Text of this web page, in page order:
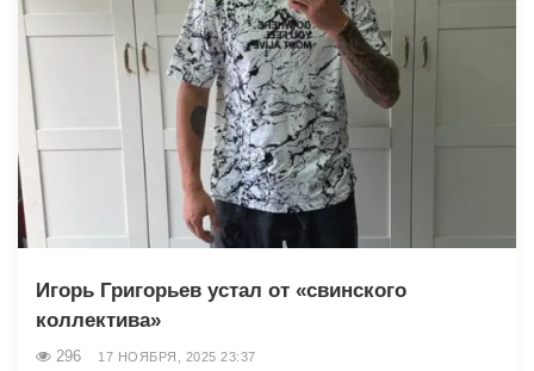
Игорь Григорьев устал от «свинского
коллектива»
296 17 НОЯБРЯ, 2025 23:37